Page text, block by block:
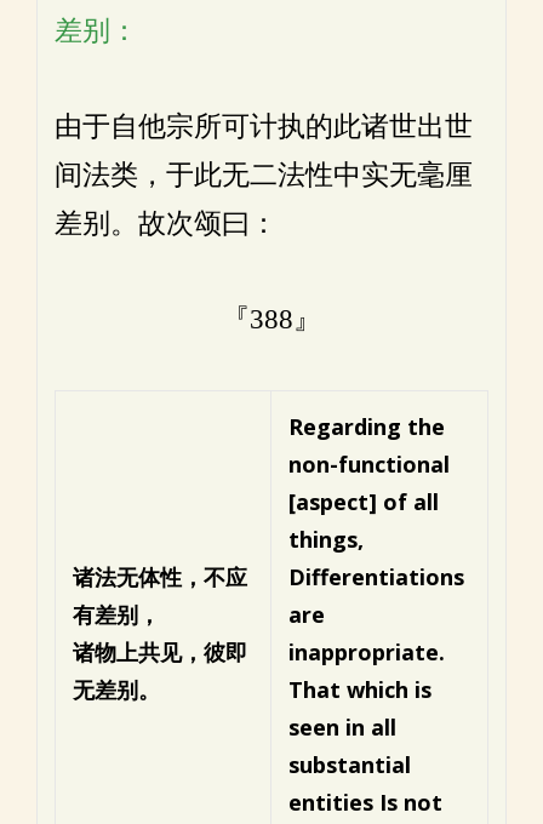
差别：
由于自他宗所可计执的此诸世出世
间法类，于此无二法性中实无毫厘
差别。故次颂曰：
『388』
诸法无体性，不应
有差别，
诸物上共见，彼即
无差别。
Regarding the
non-functional
[aspect] of all
things,
Differentiations
are
inappropriate.
That which is
seen in all
substantial
entities Is not